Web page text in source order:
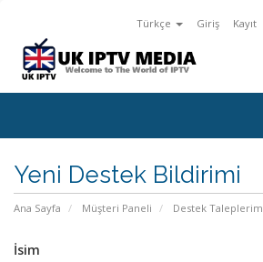
Türkçe Giriş Kayıt
Yeni Destek Bildirimi
Ana Sayfa Müşteri Paneli Destek Taleplerim
İsim